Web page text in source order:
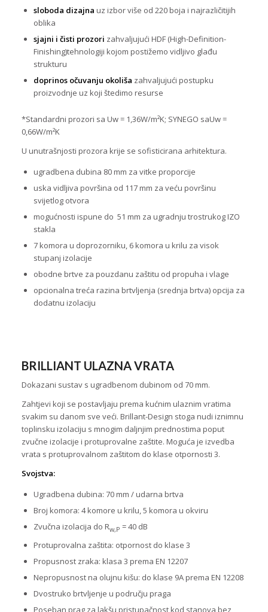
sloboda dizajna uz izbor više od 220 boja i najrazličitijih
oblika
sjajni i čisti prozori zahvaljujući HDF (High-Definition-
Finishing)tehnologiji kojom postižemo vidljivo glađu
strukturu
doprinos očuvanju okoliša zahvaljujući postupku
proizvodnje uz koji štedimo resurse
*Standardni prozori sa Uw = 1,36W/m²K; SYNEGO saUw =
0,66W/m²K
U unutrašnjosti prozora krije se sofisticirana arhitektura.
ugradbena dubina 80 mm za vitke proporcije
uska vidljiva površina od 117 mm za veću površinu
svijetlog otvora
mogućnosti ispune do 51 mm za ugradnju trostrukog IZO
stakla
7 komora u doprozorniku, 6 komora u krilu za visok
stupanj izolacije
obodne brtve za pouzdanu zaštitu od propuha i vlage
opcionalna treća razina brtvljenja (srednja brtva) opcija za
dodatnu izolaciju
BRILLIANT ULAZNA VRATA
Dokazani sustav s ugradbenom dubinom od 70 mm.
Zahtjevi koji se postavljaju prema kućnim ulaznim vratima
svakim su danom sve veći. Brillant-Design stoga nudi iznimnu
toplinsku izolaciju s mnogim daljnjim prednostima poput
zvučne izolacije i protuprovalne zaštite. Moguća je izvedba
vrata s protuprovalnom zaštitom do klase otpornosti 3.
Svojstva:
Ugradbena dubina: 70 mm / udarna brtva
Broj komora: 4 komore u krilu, 5 komora u okviru
Zvučna izolacija do Rw,P = 40 dB
Protuprovalna zaštita: otpornost do klase 3
Propusnost zraka: klasa 3 prema EN 12207
Nepropusnost na olujnu kišu: do klase 9A prema EN 12208
Dvostruko brtvljenje u području praga
Poseban prag za lakšu pristupačnost kod stanova bez